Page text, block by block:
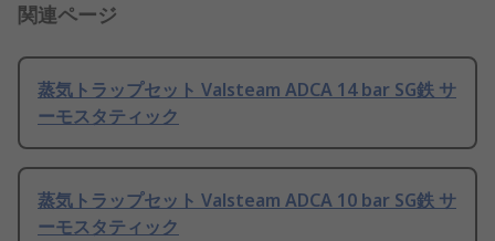
関連ページ
蒸気トラップセット Valsteam ADCA 14 bar SG鉄 サ
ーモスタティック
蒸気トラップセット Valsteam ADCA 10 bar SG鉄 サ
ーモスタティック